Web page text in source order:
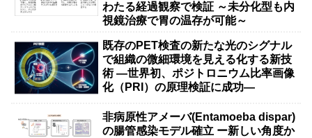
わたる経過観察で検証 ～未分化型も内
視鏡治療で胃の温存が可能～
既存のPET検査の新たな光のシグナル
で組織の微細環境を見える化する新技
術 ―世界初、ポジトロニウム比率画像
化（PRI）の原理検証に成功―
非病原性アメーバ(Entamoeba dispar)
の腸管感染モデル確立 ー新しい角度か